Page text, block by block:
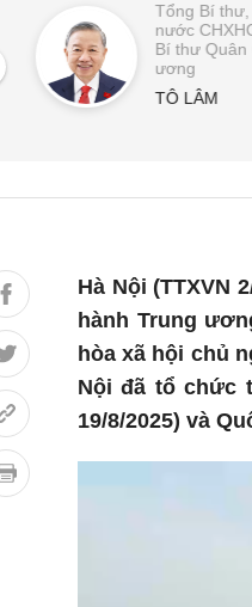
Tổng Bí
nước
Bí thư Quân
ương
TÔ LÂM
Hà Nội (TTXVN
hành Trung
hòa xã hội chủ
Nội đã tổ chức
19/8/2025) và